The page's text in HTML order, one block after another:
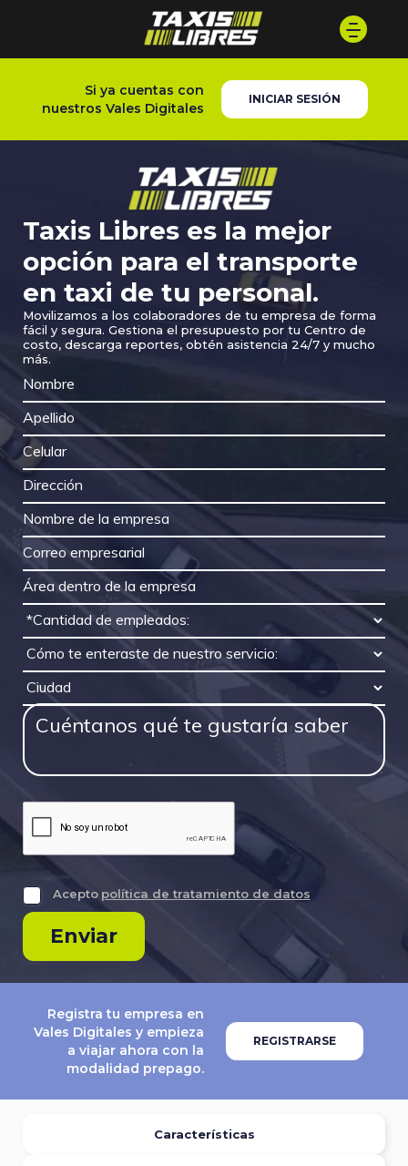
Si ya cuentas con
nuestros Vales Digitales
INICIAR SESIÓN
Taxis Libres es la mejor
opción para el transporte
en taxi de tu personal.
Movilizamos a los colaboradores de tu empresa de forma
fácil y segura. Gestiona el presupuesto por tu Centro de
costo, descarga reportes, obtén asistencia 24/7 y mucho
más.
Acepto política de tratamiento de datos
Enviar
Registra tu empresa en
Vales Digitales y empieza
a viajar ahora con la
modalidad prepago.
REGISTRARSE
Características